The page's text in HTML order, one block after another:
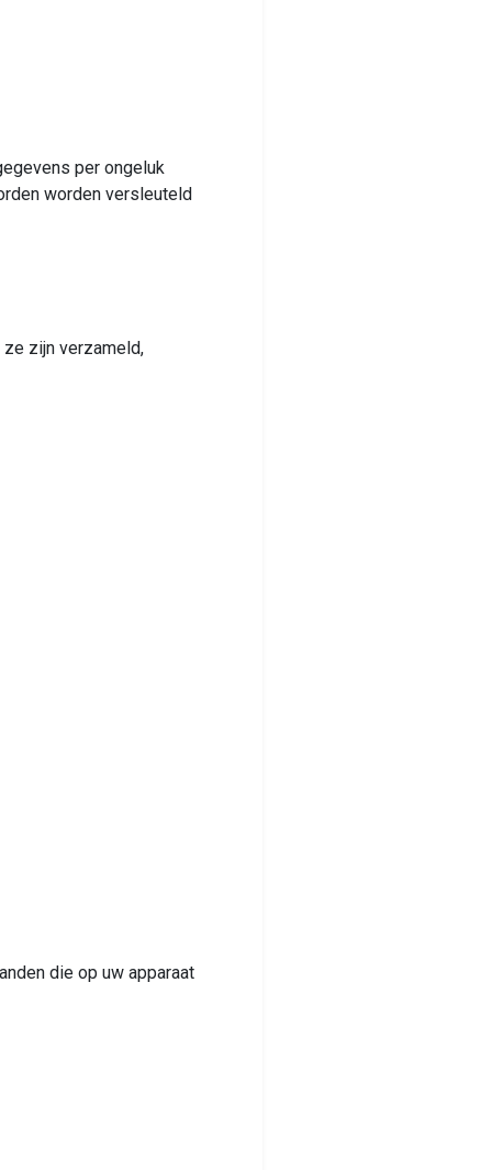
per ongeluk
worden versleuteld
zijn verzameld,
die op uw apparaat